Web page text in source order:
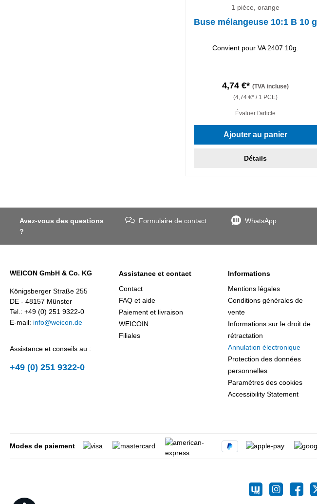
1 pièce, orange
Buse mélangeuse 10:1 B 10 g
Convient pour VA 2407 10g.
4,74 €*(TVA incluse)
(4,74 €* / 1 PCE)
Évaluer l'article
Ajouter au panier
Détails
Avez-vous des questions
?
Formulaire de contact WhatsApp
WEICON GmbH & Co. KG
Königsberger Straße 255
DE - 48157 Münster
Tel.: +49 (0) 251 9322-0
E-mail: info@weicon.de
Assistance et conseils au :
+49 (0) 251 9322-0
Assistance et contact
Contact
FAQ et aide
Paiement et livraison
WEICOIN
Filiales
Informations
Mentions légales
Conditions générales de
vente
Informations sur le droit de
rétractation
Annulation électronique
Protection des données
personnelles
Paramètres des cookies
Accessibility Statement
Modes de paiement